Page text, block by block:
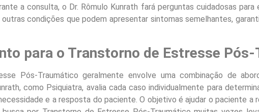
a consulta, o Dr. Rômulo Kunrath fará perguntas cuidadosas
condições que podem apresentar sintomas semelhantes,
para o Transtorno de Estresse
Pós-Traumático geralmente envolve uma combinação de
como Psiquiatra, avalia cada caso individualmente para
e a resposta do paciente. O objetivo é ajudar o paciente a